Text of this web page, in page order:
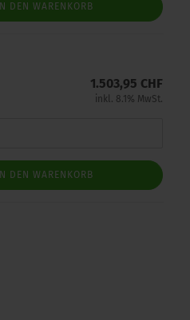
IN DEN WARENKORB
1.503,95 CHF
inkl. 8.1% MwSt.
IN DEN WARENKORB